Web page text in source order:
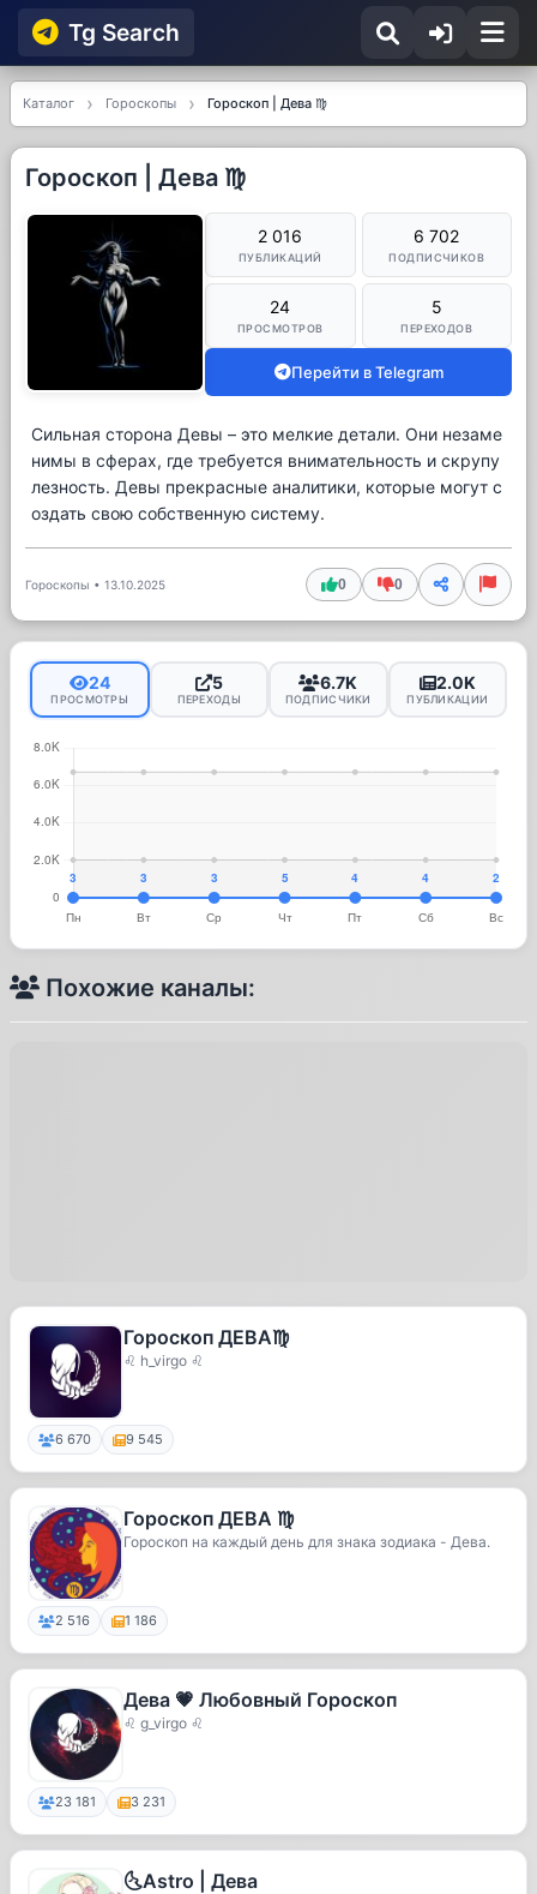
Tg Searсh
Каталог Гороскопы Гороскоп | Дева ♍️
Гороскоп | Дева ♍️
2 016
ПУБЛИКАЦИЙ
6 702
ПОДПИСЧИКОВ
24
ПРОСМОТРОВ
5
ПЕРЕХОДОВ
Перейти в Telegram
Сильная сторона Девы – это мелкие детали. Они незаме
нимы в сферах, где требуется внимательность и скрупу
лезность. Девы прекрасные аналитики, которые могут с
оздать свою собственную систему.
Гороскопы • 13.10.2025 0 0
24
ПРОСМОТРЫ
5
ПЕРЕХОДЫ
6.7K
ПОДПИСЧИКИ
2.0K
ПУБЛИКАЦИИ
Похожие каналы:
Гороскоп ДЕВА♍️
♌ h_virgo ♌
6 670 9 545
Гороскоп ДЕВА ♍️
Гороскоп на каждый день для знака зодиака - Дева.
2 516 1 186
Дева 💗 Любовный Гороскоп
♌ g_virgo ♌
23 181 3 231
🌜Astro | Дева